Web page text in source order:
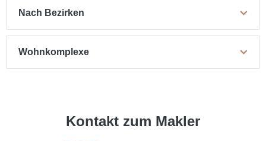
Nach Bezirken
Wohnkomplexe
Kontakt zum Makler